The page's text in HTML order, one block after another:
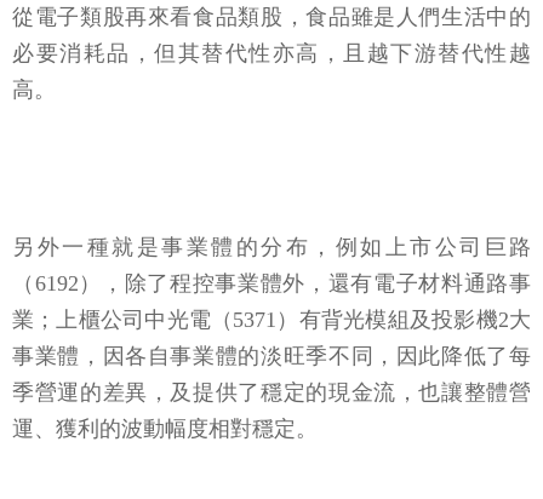
從電子類股再來看食品類股，食品雖是人們生活中的
必要消耗品，但其替代性亦高，且越下游替代性越
高。
另外一種就是事業體的分布，例如上市公司巨路
（6192），除了程控事業體外，還有電子材料通路事
業；上櫃公司中光電（5371）有背光模組及投影機2大
事業體，因各自事業體的淡旺季不同，因此降低了每
季營運的差異，及提供了穩定的現金流，也讓整體營
運、獲利的波動幅度相對穩定。